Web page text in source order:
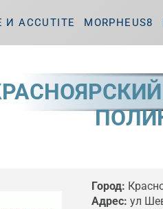
И ACCUTITE MORPHEUS8
Город:
Адрес: ул